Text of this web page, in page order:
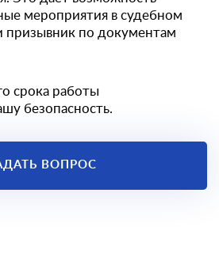
мероприятия в судебном
призывник по документам
срока работы
безопасность.
ВОПРОС